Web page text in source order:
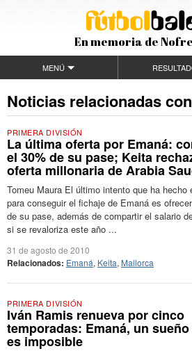
En memoria de
MENÚ
Noticias relacionadas
PRIMERA DIVISIÓN
La última oferta por Emaná:
el 30% de su pase; Keita
oferta millonaria de Arabia
Tomeu Maura El último intento que ha hecho
para conseguir el fichaje de Emaná es
de su pase, además de compartir el salario
si se revaloriza este año ...
31 de agosto de 2010
Relacionados: Emaná, Keita, Mallorca
PRIMERA DIVISIÓN
Iván Ramis renueva por cinco
temporadas: Emaná, un
es imposible